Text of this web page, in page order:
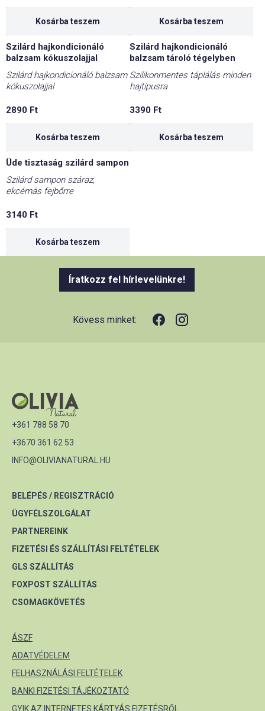
Kosárba teszem Kosárba teszem
Szilárd hajkondicionáló
balzsam kókuszolajjal
Szilárd hajkondicionáló balzsam
kókuszolajjal
2890 Ft
Kosárba teszem
Szilárd hajkondicionáló
balzsam tároló tégelyben
Szilikonmentes táplálás minden
hajtípusra
3390 Ft
Kosárba teszem
Üde tisztaság szilárd sampon
Szilárd sampon száraz,
ekcémás fejbőrre
3140 Ft
Kosárba teszem
Íratkozz fel hírlevelünkre!
Kövess minket:
+361 788 58 70
+3670 361 62 53
INFO@OLIVIANATURAL.HU
BELÉPÉS / REGISZTRÁCIÓ
ÜGYFÉLSZOLGÁLAT
PARTNEREINK
FIZETÉSI ÉS SZÁLLÍTÁSI FELTÉTELEK
GLS SZÁLLÍTÁS
FOXPOST SZÁLLÍTÁS
CSOMAGKÖVETÉS
ÁSZF
ADATVÉDELEM
FELHASZNÁLÁSI FELTÉTELEK
BANKI FIZETÉSI TÁJÉKOZTATÓ
GYIK AZ INTERNETES KÁRTYÁS FIZETÉSRŐL